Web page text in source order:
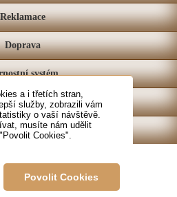
a i třetích stran,
služby, zobrazili vám
o vaší návštěvě.
musíte nám udělit
Cookies".
Povolit Cookies
Reklamace
Doprava
systém
Prodejna
Kontakt